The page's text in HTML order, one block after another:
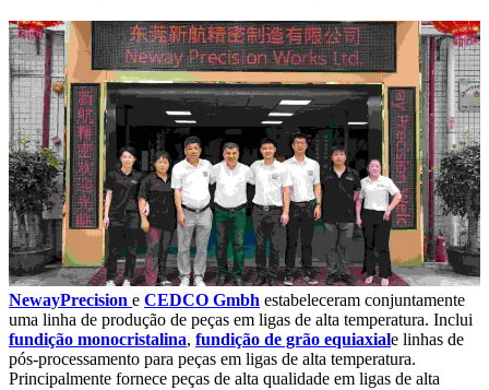
NewayPrecision e CEDCO Gmbh estabeleceram conjuntamente
uma linha de produção de peças em ligas de alta temperatura. Inclui
fundição monocristalina, fundição de grão equiaxiale linhas de
pós-processamento para peças em ligas de alta temperatura.
Principalmente fornece peças de alta qualidade em ligas de alta